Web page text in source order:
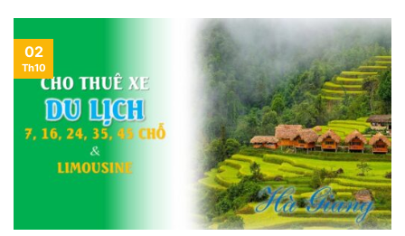
02
Th10